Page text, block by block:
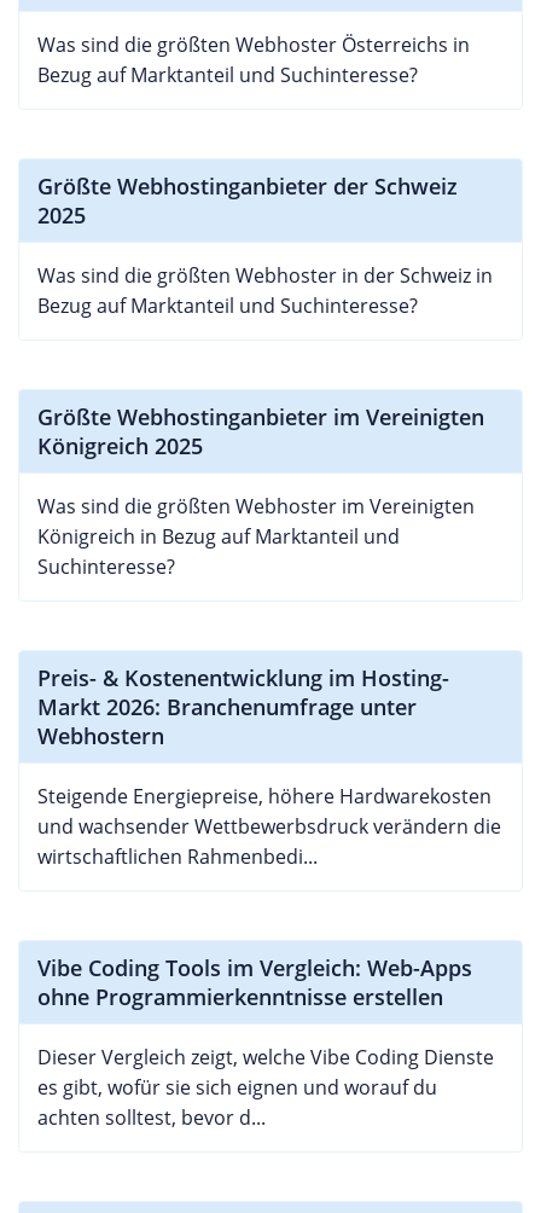
Was sind die größten Webhoster Österreichs in
Bezug auf Marktanteil und Suchinteresse?
Größte Webhostinganbieter der Schweiz
2025
Was sind die größten Webhoster in der Schweiz in
Bezug auf Marktanteil und Suchinteresse?
Größte Webhostinganbieter im Vereinigten
Königreich 2025
Was sind die größten Webhoster im Vereinigten
Königreich in Bezug auf Marktanteil und
Suchinteresse?
Preis- & Kostenentwicklung im Hosting-
Markt 2026: Branchenumfrage unter
Webhostern
Steigende Energiepreise, höhere Hardwarekosten
und wachsender Wettbewerbsdruck verändern die
wirtschaftlichen Rahmenbedi...
Vibe Coding Tools im Vergleich: Web-Apps
ohne Programmierkenntnisse erstellen
Dieser Vergleich zeigt, welche Vibe Coding Dienste
es gibt, wofür sie sich eignen und worauf du
achten solltest, bevor d...